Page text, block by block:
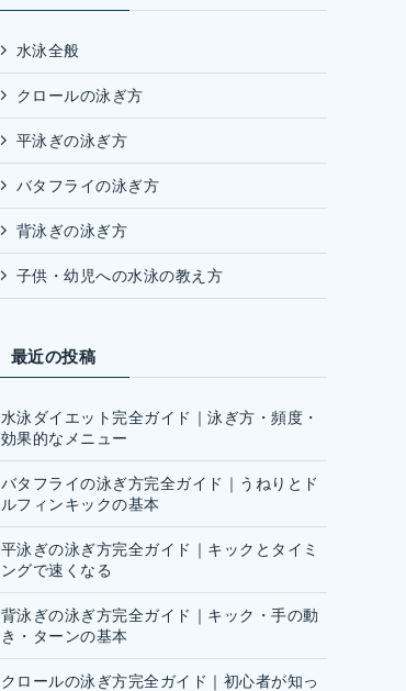
水泳全般
クロールの泳ぎ方
平泳ぎの泳ぎ方
バタフライの泳ぎ方
背泳ぎの泳ぎ方
子供・幼児への水泳の教え方
最近の投稿
水泳ダイエット完全ガイド｜泳ぎ方・頻度・
効果的なメニュー
バタフライの泳ぎ方完全ガイド｜うねりとド
ルフィンキックの基本
平泳ぎの泳ぎ方完全ガイド｜キックとタイミ
ングで速くなる
背泳ぎの泳ぎ方完全ガイド｜キック・手の動
き・ターンの基本
クロールの泳ぎ方完全ガイド｜初心者が知っ